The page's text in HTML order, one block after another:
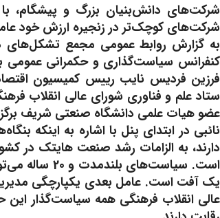
شرکت‌های دانش‌بنیان بزرگ و پیشگام،
شرکت‌های کوچک‌تر در زنجیره ارزش خود
به گزارش روابط عمومی مجمع تشکل‌های
کنفرانس سیاست‌گذاری و حکمرانی عمومی
فرزین فردیس نایب رییس کمیسیون
ستاد علم و فناوری شورای عالی انقلاب
عضو هیات علمی دانشگاه صنعتی شریف
نائبی در ابتدای پنل با اشاره به اینکه
دارند، به الزامات رشد صنعت هایتک در
است.
یک آفت است. عامل بعدی یکپارچگی
عالی انقلاب فرهنگی همه سیاست‌گذار